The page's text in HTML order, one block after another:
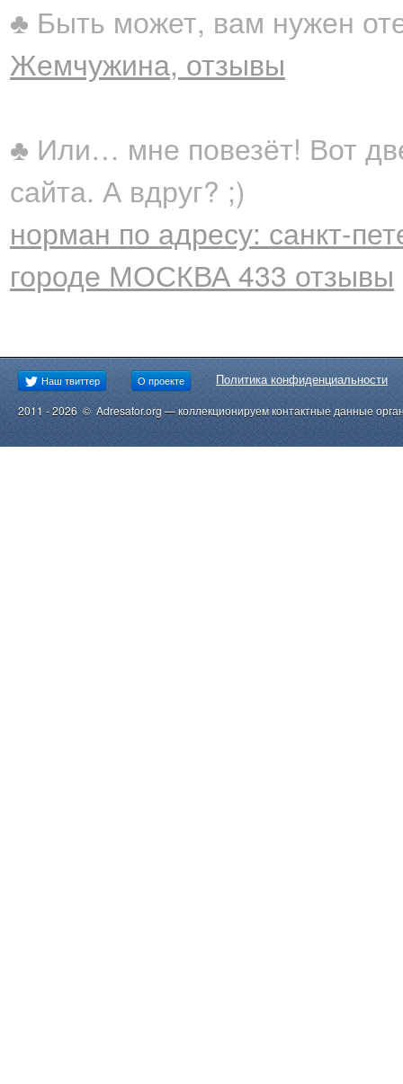
♣ Быть может, вам нужен
Жемчужина, отзывы
♣ Или… мне повезёт! Вот
сайта. А вдруг? ;)
норман по адресу: санкт-
городе МОСКВА 433 отзывы
Наш твиттер О проекте Политика конфиденциальности
2011 - 2026 © Adresator.org — коллекционируем контактные данные